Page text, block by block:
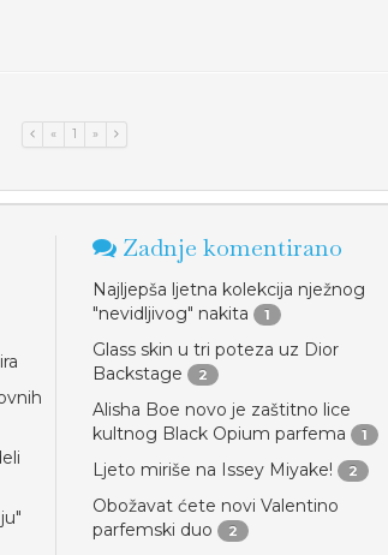
« 1 »
Zadnje komentirano
Najljepša ljetna kolekcija nježnog
"nevidljivog" nakita
1
Glass skin u tri poteza uz Dior
Backstage
2
Alisha Boe novo je zaštitno lice
kultnog Black Opium parfema
1
Ljeto miriše na Issey Miyake! 2
Obožavat ćete novi Valentino
parfemski duo
2